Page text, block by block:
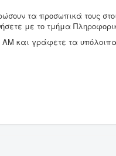
τα προσωπικά τους
με το τμήμα
ΑΜ και γράφετε τα